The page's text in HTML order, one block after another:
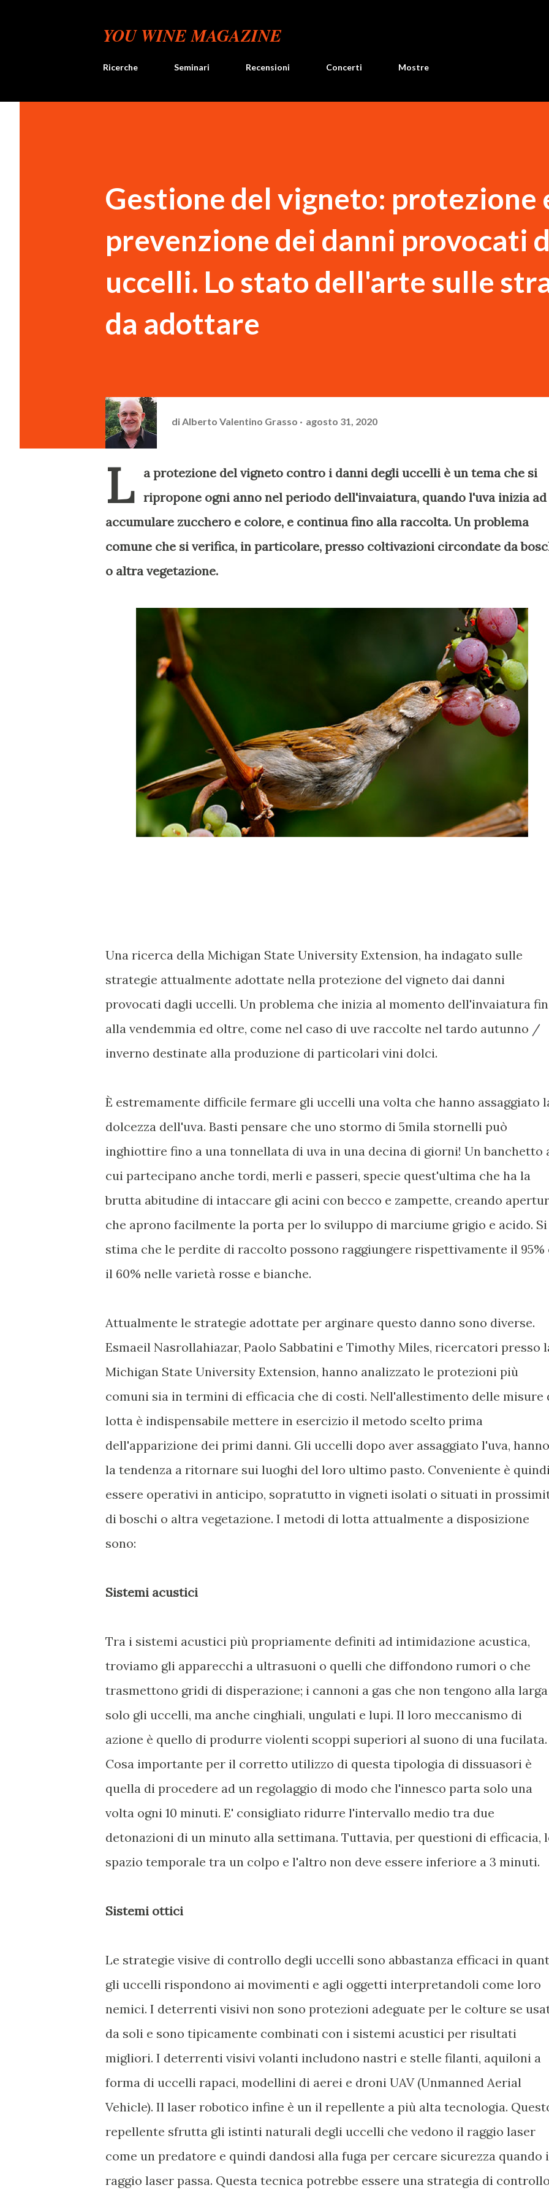
YOU WINE MAGAZINE
Ricerche Seminari Recensioni Concerti Mostre
Gestione del vigneto: protezione
prevenzione dei danni provocati
uccelli. Lo stato dell'arte sulle
da adottare
di Alberto Valentino Grasso agosto 31, 2020
L
a protezione del vigneto contro i danni degli uccelli è un tema che si
ripropone ogni anno nel periodo dell'invaiatura, quando l'uva inizia ad
accumulare zucchero e colore, e continua fino alla raccolta. Un problema
comune che si verifica, in particolare, presso coltivazioni circondate da
o altra vegetazione.
Una ricerca della Michigan State University Extension, ha indagato sulle
strategie attualmente adottate nella protezione del vigneto dai danni
provocati dagli uccelli. Un problema che inizia al momento dell'invaiatura
alla vendemmia ed oltre, come nel caso di uve raccolte nel tardo autunno /
inverno destinate alla produzione di particolari vini dolci.
È estremamente difficile fermare gli uccelli una volta che hanno assaggiato
dolcezza dell'uva. Basti pensare che uno stormo di 5mila stornelli può
inghiottire fino a una tonnellata di uva in una decina di giorni! Un banchetto
cui partecipano anche tordi, merli e passeri, specie quest'ultima che ha la
brutta abitudine di intaccare gli acini con becco e zampette, creando
che aprono facilmente la porta per lo sviluppo di marciume grigio e acido. Si
stima che le perdite di raccolto possono raggiungere rispettivamente il 95%
il 60% nelle varietà rosse e bianche.
Attualmente le strategie adottate per arginare questo danno sono diverse.
Esmaeil Nasrollahiazar, Paolo Sabbatini e Timothy Miles, ricercatori presso
Michigan State University Extension, hanno analizzato le protezioni più
comuni sia in termini di efficacia che di costi. Nell'allestimento delle misure
lotta è indispensabile mettere in esercizio il metodo scelto prima
dell'apparizione dei primi danni. Gli uccelli dopo aver assaggiato l'uva, hanno
la tendenza a ritornare sui luoghi del loro ultimo pasto. Conveniente è
essere operativi in anticipo, sopratutto in vigneti isolati o situati in
di boschi o altra vegetazione. I metodi di lotta attualmente a disposizione
sono:
Sistemi acustici
Tra i sistemi acustici più propriamente definiti ad intimidazione acustica,
troviamo gli apparecchi a ultrasuoni o quelli che diffondono rumori o che
trasmettono gridi di disperazione; i cannoni a gas che non tengono alla larga
solo gli uccelli, ma anche cinghiali, ungulati e lupi. Il loro meccanismo di
azione è quello di produrre violenti scoppi superiori al suono di una fucilata.
Cosa importante per il corretto utilizzo di questa tipologia di dissuasori è
quella di procedere ad un regolaggio di modo che l'innesco parta solo una
volta ogni 10 minuti. E' consigliato ridurre l'intervallo medio tra due
detonazioni di un minuto alla settimana. Tuttavia, per questioni di efficacia,
spazio temporale tra un colpo e l'altro non deve essere inferiore a 3 minuti.
Sistemi ottici
Le strategie visive di controllo degli uccelli sono abbastanza efficaci in
gli uccelli rispondono ai movimenti e agli oggetti interpretandoli come loro
nemici. I deterrenti visivi non sono protezioni adeguate per le colture se
da soli e sono tipicamente combinati con i sistemi acustici per risultati
migliori. I deterrenti visivi volanti includono nastri e stelle filanti, aquiloni a
forma di uccelli rapaci, modellini di aerei e droni UAV (Unmanned Aerial
Vehicle). Il laser robotico infine è un il repellente a più alta tecnologia.
repellente sfrutta gli istinti naturali degli uccelli che vedono il raggio laser
come un predatore e quindi dandosi alla fuga per cercare sicurezza quando
raggio laser passa. Questa tecnica potrebbe essere una strategia di